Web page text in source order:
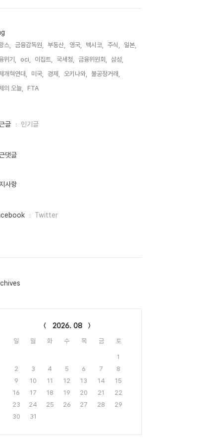
스, 금융감독원, 부동산, 영국, 멕시코, 주식,
일본,
위기,
oci, 이집트, 국세청, 금융위원회,
삼성,
개혁연대,
미국, 경제, 오키나와,
불공정거래,
의 오늘,
FTA,
글 인기글
댓글
사항
Twitter
2026. 08
일 월 화 수 목 금 토
1
2
3 4 5 6 7
8
9
10 11 12 13 14
15
16
17 18 19 20 21
22
23
24 25 26 27 28
29
30
31